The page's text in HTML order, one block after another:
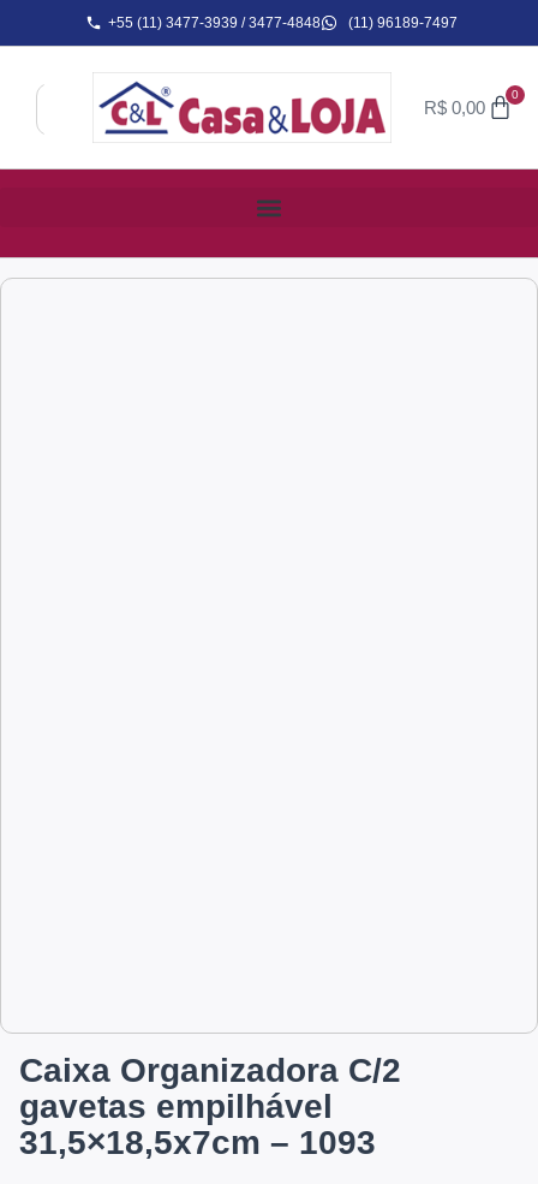
+55 (11) 3477-3939 / 3477-4848 (11) 96189-7497
R$ 0,00
0
Caixa Organizadora C/2
gavetas empilhável
31,5×18,5x7cm – 1093